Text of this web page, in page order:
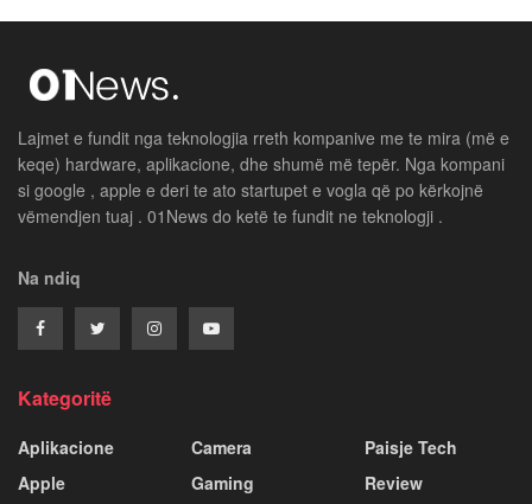
Lajmet e fundit nga teknologjia rreth kompanive me te mira (më e
keqe) hardware, aplikacione, dhe shumë më tepër. Nga kompani
si google , apple e deri te ato startupet e vogla që po kërkojnë
vëmendjen tuaj . 01News do ketë te fundit ne teknologji .
Na ndiq
Kategoritë
Aplikacione
Apple
Camera
Gaming
Paisje Tech
Review